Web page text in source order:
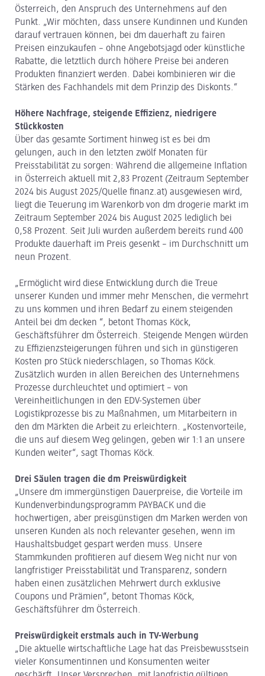
Österreich, den Anspruch des Unternehmens auf den
Punkt. „Wir möchten, dass unsere Kundinnen und Kunden
darauf vertrauen können, bei dm dauerhaft zu fairen
Preisen einzukaufen – ohne Angebotsjagd oder künstliche
Rabatte, die letztlich durch höhere Preise bei anderen
Produkten finanziert werden. Dabei kombinieren wir die
Stärken des Fachhandels mit dem Prinzip des Diskonts.“
Höhere Nachfrage, steigende Effizienz, niedrigere
Stückkosten
Über das gesamte Sortiment hinweg ist es bei dm
gelungen, auch in den letzten zwölf Monaten für
Preisstabilität zu sorgen: Während die allgemeine Inflation
in Österreich aktuell mit 2,83 Prozent (Zeitraum September
2024 bis August 2025/Quelle finanz.at) ausgewiesen wird,
liegt die Teuerung im Warenkorb von dm drogerie markt im
Zeitraum September 2024 bis August 2025 lediglich bei
0,58 Prozent. Seit Juli wurden außerdem bereits rund 400
Produkte dauerhaft im Preis gesenkt – im Durchschnitt um
neun Prozent.
„Ermöglicht wird diese Entwicklung durch die Treue
unserer Kunden und immer mehr Menschen, die vermehrt
zu uns kommen und ihren Bedarf zu einem steigenden
Anteil bei dm decken “, betont Thomas Köck,
Geschäftsführer dm Österreich. Steigende Mengen würden
zu Effizienzsteigerungen führen und sich in günstigeren
Kosten pro Stück niederschlagen, so Thomas Köck.
Zusätzlich wurden in allen Bereichen des Unternehmens
Prozesse durchleuchtet und optimiert – von
Vereinheitlichungen in den EDV-Systemen über
Logistikprozesse bis zu Maßnahmen, um Mitarbeitern in
den dm Märkten die Arbeit zu erleichtern. „Kostenvorteile,
die uns auf diesem Weg gelingen, geben wir 1:1 an unsere
Kunden weiter“, sagt Thomas Köck.
Drei Säulen tragen die dm Preiswürdigkeit
„Unsere dm immergünstigen Dauerpreise, die Vorteile im
Kundenverbindungsprogramm PAYBACK und die
hochwertigen, aber preisgünstigen dm Marken werden von
unseren Kunden als noch relevanter gesehen, wenn im
Haushaltsbudget gespart werden muss. Unsere
Stammkunden profitieren auf diesem Weg nicht nur von
langfristiger Preisstabilität und Transparenz, sondern
haben einen zusätzlichen Mehrwert durch exklusive
Coupons und Prämien“, betont Thomas Köck,
Geschäftsführer dm Österreich.
Preiswürdigkeit erstmals auch in TV-Werbung
„Die aktuelle wirtschaftliche Lage hat das Preisbewusstsein
vieler Konsumentinnen und Konsumenten weiter